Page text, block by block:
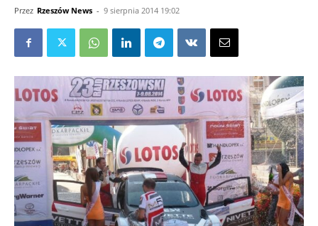
Przez Rzeszów News - 9 sierpnia 2014 19:02